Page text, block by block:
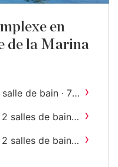
en
de la Marina
salle de bain · 73
›
salles de bain ·
›
salles de bain ·
›